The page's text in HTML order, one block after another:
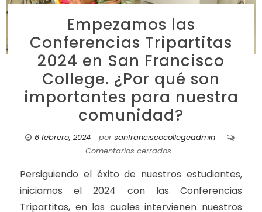
Empezamos las
Conferencias Tripartitas
2024 en San Francisco
College. ¿Por qué son
importantes para nuestra
comunidad?
6 febrero, 2024 por sanfranciscocollegeadmin
Comentarios cerrados
Persiguiendo el éxito de nuestros estudiantes,
iniciamos el 2024 con las Conferencias
Tripartitas, en las cuales intervienen nuestros